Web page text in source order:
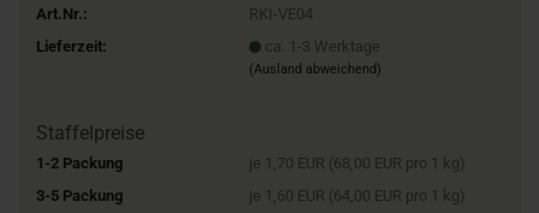
Art.Nr.:
RKI-VE04
Lieferzeit:
ca. 1-3 Werktage
(Ausland abweichend)
Staffelpreise
1-2 Packung
je 1,70 EUR (68,00 EUR pro 1 kg)
3-5 Packung
je 1,60 EUR (64,00 EUR pro 1 kg)